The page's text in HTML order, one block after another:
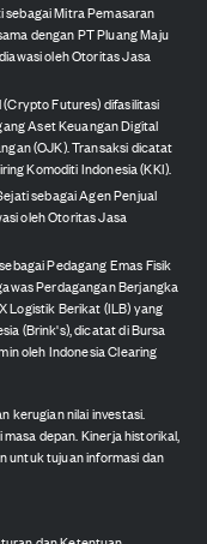
sebagai Mitra Pemasaran
dengan PT Pluang Maju
oleh Otoritas Jasa
Futures) difasilitasi
Aset Keuangan Digital
(OJK). Transaksi dicatat
Komoditi Indonesia (KKI).
sebagai Agen Penjual
oleh Otoritas Jasa
Pedagang Emas Fisik
Perdagangan Berjangka
Logistik Berikat (ILB) yang
(Brink's), dicatat di Bursa
oleh Indonesia Clearing
kerugian nilai investasi.
depan. Kinerja historikal,
untuk tujuan informasi dan